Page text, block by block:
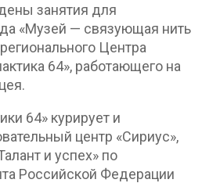
занятия для
«Музей — связующая нить
Центра
64», работающего на
64» курирует и
центр «Сириус»,
и успех» по
Российской Федерации